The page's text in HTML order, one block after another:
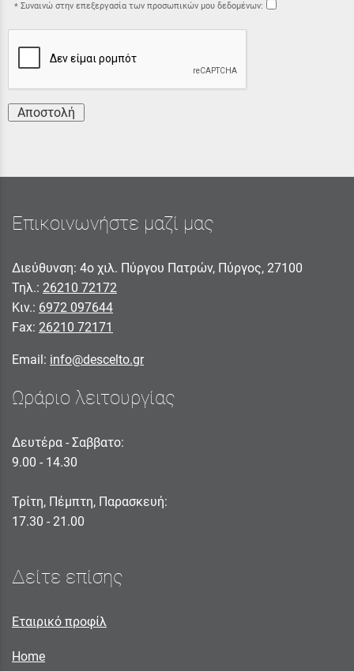
Συναινώ στην επεξεργασία των προσωπικών μου δεδομένων:
Αποστολή
Επικοινωνήστε μαζί μας
Διεύθυνση: 4ο χιλ. Πύργου Πατρών, Πύργος, 27100
Τηλ.: 26210 72172
Κιν.: 6972 097644
Fax: 26210 72171
Email: info@descelto.gr
Ωράριο λειτουργίας
Δευτέρα - Σαββατο:
9.00 - 14.30
Τρίτη, Πέμπτη, Παρασκευή:
17.30 - 21.00
Δείτε επίσης
Εταιρικό προφίλ
Home